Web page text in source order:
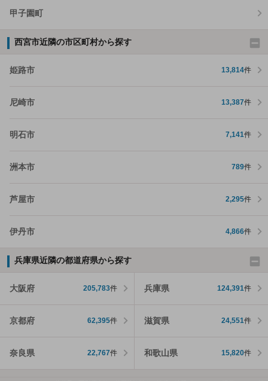
甲子園町
西宮市近隣の市区町村から探す
姫路市 13,814件
尼崎市 13,387件
明石市 7,141件
洲本市 789件
芦屋市 2,295件
伊丹市 4,866件
兵庫県近隣の都道府県から探す
大阪府 205,783件 兵庫県 124,391件
京都府 62,395件 滋賀県 24,551件
奈良県 22,767件 和歌山県 15,820件